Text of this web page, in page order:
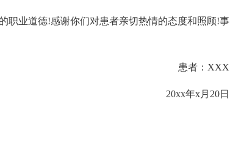
职业道德!感谢你们对患者亲切热情的态度和照顾!事
患者：XXX
20xx年x月20日